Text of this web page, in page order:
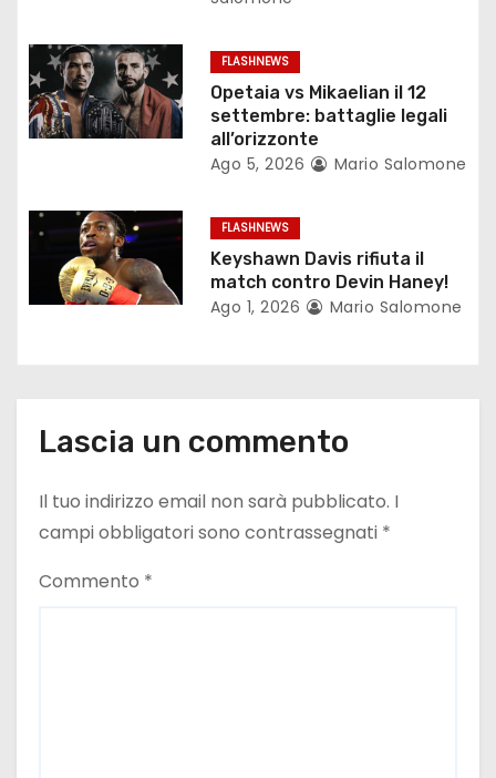
a
r
t
c
FLASHNEWS
Opetaia vs Mikaelian il 12
settembre: battaglie legali
all’orizzonte
Ago 5, 2026 Mario Salomone
FLASHNEWS
Keyshawn Davis rifiuta il
match contro Devin Haney!
Ago 1, 2026 Mario Salomone
Lascia un commento
Il tuo indirizzo email non sarà pubblicato. I
campi obbligatori sono contrassegnati *
Commento *